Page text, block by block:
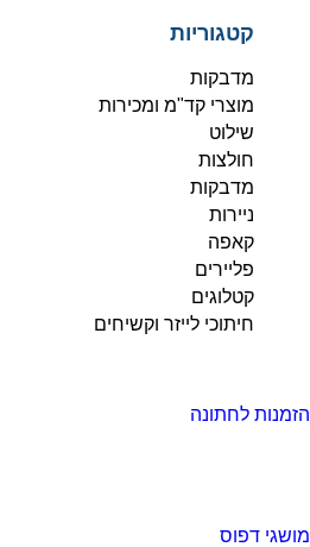
קטגוריות
מדבקות
מוצרי קד"מ ומכירות
שילוט
חולצות
מדבקות
ניירות
קאפה
פליירים
קטלוגים
חיתוכי לייזר וקשיחים
הזמנות לחתונה
מושגי דפוס